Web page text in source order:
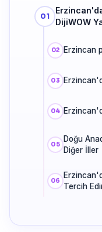
DijiWOW
Erzincan
Doğu
Diğer İller
Tercih